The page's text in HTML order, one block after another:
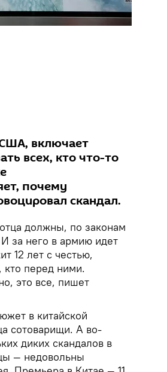
включает
всех, кто что-то
почему
скандал.
должны, по законам
за него в армию идет
12 лет с честью,
кто перед ними.
это все, пишет
в китайской
сотоварищи. А во-
диких скандалов в
— недовольны